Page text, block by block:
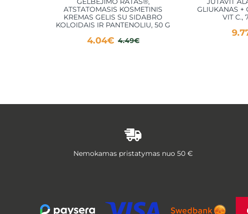
ATSTATOMASIS KOSMETINIS
KREMAS GELIS SU SIDABRO
KOLOIDAIS IR PANTENOLIU, 50 G
4.04€ 4.49€
GLIUKANAS +
VIT C.,
Nemokamas pristatymas nuo 50 €